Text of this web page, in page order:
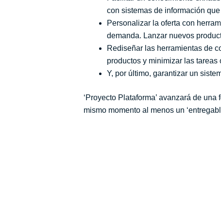
con sistemas de información
Personalizar la oferta con
demanda. Lanzar nuevos
Rediseñar las herramientas de
productos y minimizar las
Y, por último, garantizar un
‘Proyecto Plataforma’ avanzará de
mismo momento al menos un